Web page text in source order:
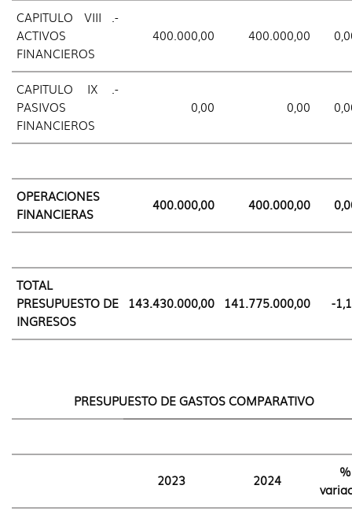
CAPITULO VIII .-
ACTIVOS
FINANCIEROS
400.000,00 400.000,00
CAPITULO IX .-
PASIVOS
FINANCIEROS
0,00 0,00
OPERACIONES
FINANCIERAS
400.000,00 400.000,00
TOTAL
PRESUPUESTO DE
INGRESOS
143.430.000,00 141.775.000,00 -
PRESUPUESTO DE GASTOS COMPARATIVO
2023 2024
%